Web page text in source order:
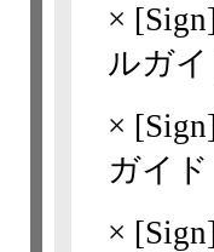
× [Sign]
ルガイ
× [Sign]
ガイド
× [Sign]